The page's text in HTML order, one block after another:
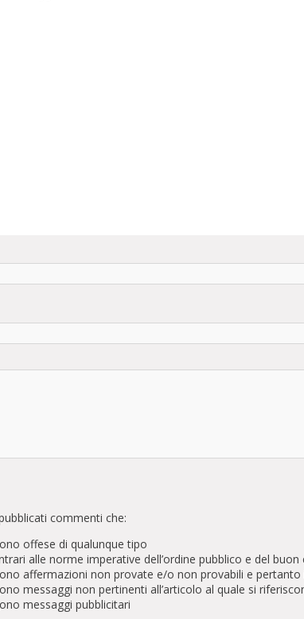
commenti che:
offese di qualunque tipo
alle norme imperative dell’ordine pubblico e del buon
affermazioni non provate e/o non provabili e pertanto
messaggi non pertinenti all’articolo al quale si
messaggi pubblicitari